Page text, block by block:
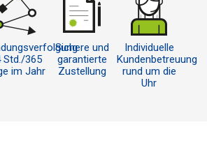
Std./365
im Jahr
Sichere und
garantierte
Zustellung
Individuelle
Kundenbetreuung
rund um die
Uhr